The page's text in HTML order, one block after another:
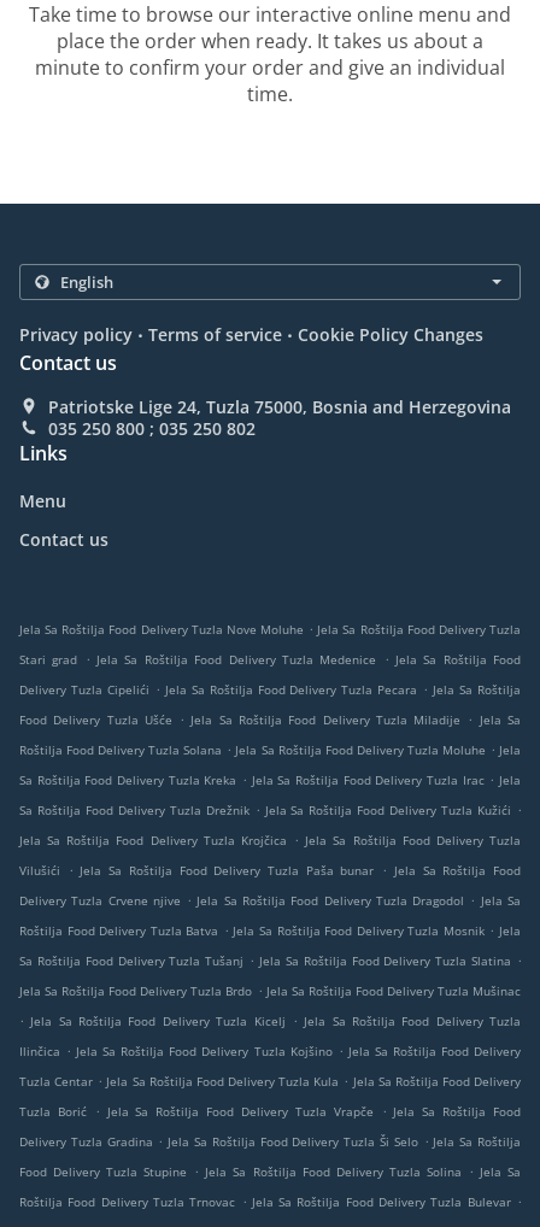
Take time to browse our interactive online menu and
place the order when ready. It takes us about a
minute to confirm your order and give an individual
time.
Privacy policy . Terms of service . Cookie Policy Changes
Contact us
Patriotske Lige 24, Tuzla 75000, Bosnia and Herzegovina
035 250 800 ; 035 250 802
Links
Menu
Contact us
Jela Sa Roštilja Food Delivery Tuzla Nove Moluhe . Jela Sa Roštilja Food Delivery Tuzla
Stari grad
. Jela Sa Roštilja Food Delivery Tuzla Medenice . Jela Sa Roštilja Food
Delivery Tuzla Cipelići . Jela Sa Roštilja Food Delivery Tuzla Pecara . Jela Sa Roštilja
Food Delivery Tuzla Ušće
. Jela Sa Roštilja Food Delivery Tuzla Miladije . Jela Sa
Roštilja Food Delivery Tuzla Solana . Jela Sa Roštilja Food Delivery Tuzla Moluhe . Jela
Sa Roštilja Food Delivery Tuzla Kreka . Jela Sa Roštilja Food Delivery Tuzla Irac . Jela
Sa Roštilja Food Delivery Tuzla Drežnik . Jela Sa Roštilja Food Delivery Tuzla Kužići .
Jela Sa Roštilja Food Delivery Tuzla Krojčica
. Jela Sa Roštilja Food Delivery Tuzla
Vilušići
. Jela Sa Roštilja Food Delivery Tuzla Paša bunar . Jela Sa Roštilja Food
Delivery Tuzla Crvene njive . Jela Sa Roštilja Food Delivery Tuzla Dragodol . Jela Sa
Roštilja Food Delivery Tuzla Batva . Jela Sa Roštilja Food Delivery Tuzla Mosnik . Jela
Sa Roštilja Food Delivery Tuzla Tušanj . Jela Sa Roštilja Food Delivery Tuzla Slatina .
Jela Sa Roštilja Food Delivery Tuzla Brdo . Jela Sa Roštilja Food Delivery Tuzla Mušinac
. Jela Sa Roštilja Food Delivery Tuzla Kicelj . Jela Sa Roštilja Food Delivery Tuzla
Ilinčica . Jela Sa Roštilja Food Delivery Tuzla Kojšino . Jela Sa Roštilja Food Delivery
Tuzla Centar . Jela Sa Roštilja Food Delivery Tuzla Kula . Jela Sa Roštilja Food Delivery
Tuzla Borić
. Jela Sa Roštilja Food Delivery Tuzla Vrapče . Jela Sa Roštilja Food
Delivery Tuzla Gradina . Jela Sa Roštilja Food Delivery Tuzla Ši Selo . Jela Sa Roštilja
Food Delivery Tuzla Stupine
. Jela Sa Roštilja Food Delivery Tuzla Solina . Jela Sa
Roštilja Food Delivery Tuzla Trnovac . Jela Sa Roštilja Food Delivery Tuzla Bulevar .